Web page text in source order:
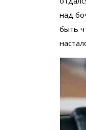
над
быть